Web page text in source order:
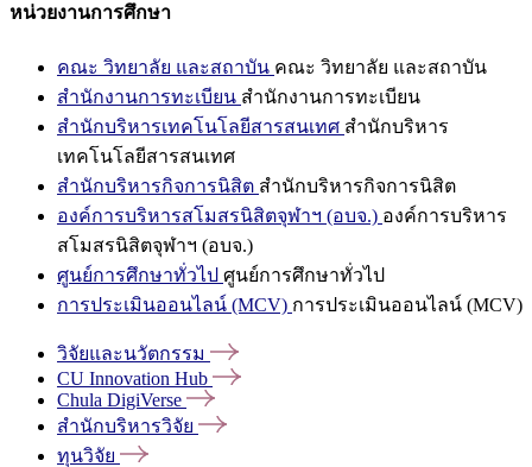
หน่วยงานการศึกษา
คณะ วิทยาลัย และสถาบัน คณะ วิทยาลัย และสถาบัน
สำนักงานการทะเบียน สำนักงานการทะเบียน
สำนักบริหารเทคโนโลยีสารสนเทศ สำนักบริหาร
เทคโนโลยีสารสนเทศ
สำนักบริหารกิจการนิสิต สำนักบริหารกิจการนิสิต
องค์การบริหารสโมสรนิสิตจุฬาฯ (อบจ.) องค์การบริหาร
สโมสรนิสิตจุฬาฯ (อบจ.)
ศูนย์การศึกษาทั่วไป ศูนย์การศึกษาทั่วไป
การประเมินออนไลน์ (MCV) การประเมินออนไลน์ (MCV)
วิจัยและนวัตกรรม
CU Innovation Hub
Chula DigiVerse
สำนักบริหารวิจัย
ทุนวิจัย